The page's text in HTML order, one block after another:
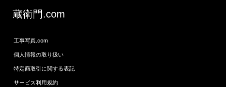
蔵衛門.com
工事写真.com
個人情報の取り扱い
特定商取引に関する表記
サービス利用規約